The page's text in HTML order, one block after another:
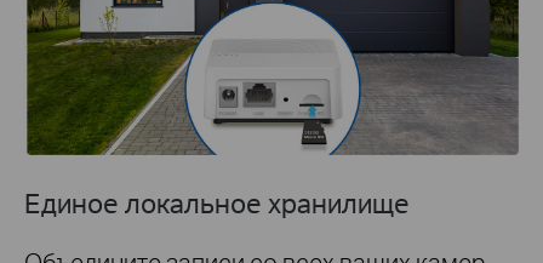
Единое локальное хранилище